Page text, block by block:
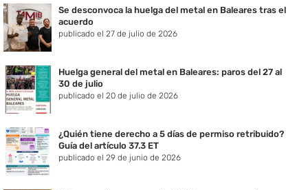
Se desconvoca la huelga del metal en Baleares tras el
acuerdo
publicado el 27 de julio de 2026
Huelga general del metal en Baleares: paros del 27 al
30 de julio
publicado el 20 de julio de 2026
¿Quién tiene derecho a 5 días de permiso retribuido?
Guía del artículo 37.3 ET
publicado el 29 de junio de 2026